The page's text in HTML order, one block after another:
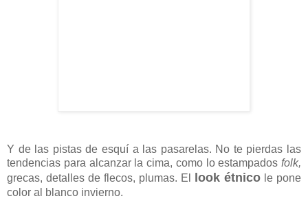
Y de las pistas de esquí a las pasarelas. No te pierdas las
tendencias para alcanzar la cima, como lo estampados folk,
grecas, detalles de flecos, plumas. El
look étnico le pone
color al blanco invierno.